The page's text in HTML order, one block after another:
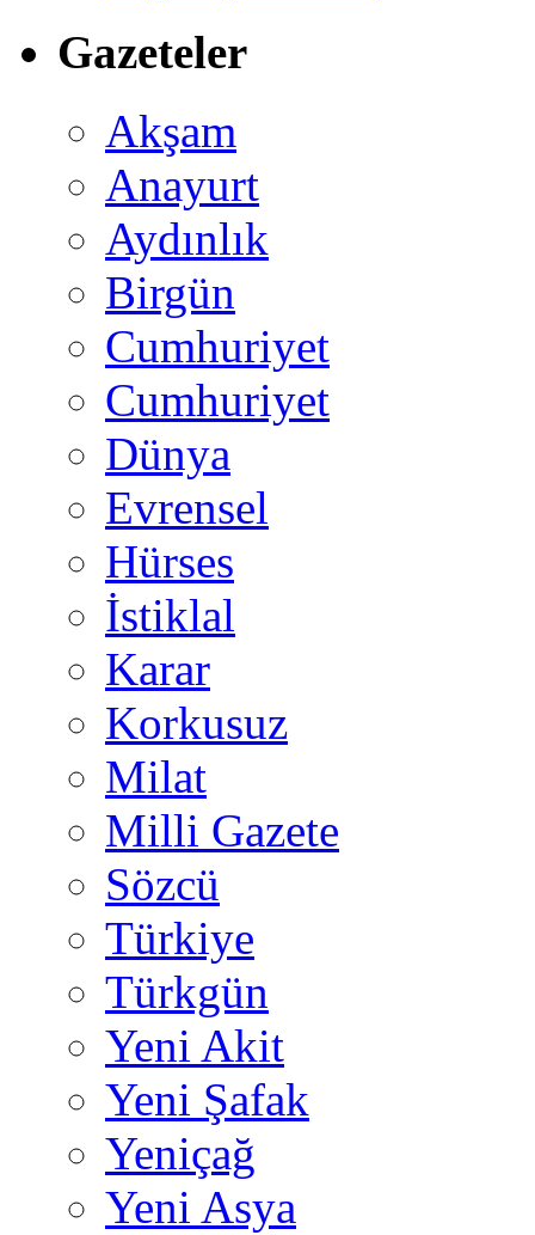
Gazeteler
Akşam
Anayurt
Aydınlık
Birgün
Cumhuriyet
Cumhuriyet
Dünya
Evrensel
Hürses
İstiklal
Karar
Korkusuz
Milat
Milli Gazete
Sözcü
Türkiye
Türkgün
Yeni Akit
Yeni Şafak
Yeniçağ
Yeni Asya